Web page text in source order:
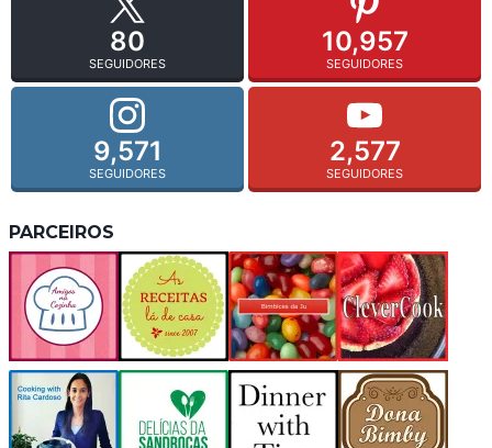
80
SEGUIDORES
10,957
SEGUIDORES
9,571
SEGUIDORES
2,577
SEGUIDORES
PARCEIROS